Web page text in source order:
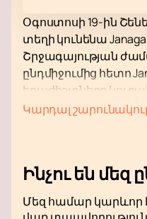
Օգոստոսի 19-ին
տեղի կունենա
Շրջագայության
ընդմիջումից հետո
երաժիշտները
երկրպագուներին
այնպես էլ վերջին
եզակի
Կարդալ
Ինչու են մեզ
Մեզ համար կարևոր